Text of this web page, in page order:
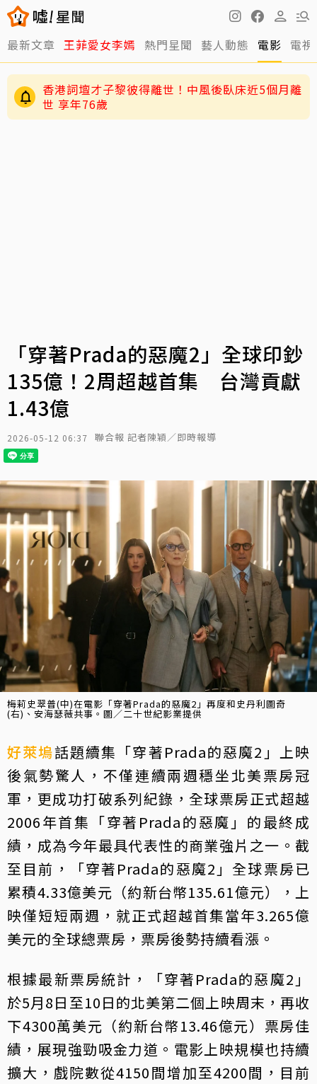
最新文章 王菲愛女李嫣 熱門星聞 藝人動態 電影 電視
香港詞壇才子黎彼得離世！中風後臥床近5個月離
世 享年76歲
「穿著Prada的惡魔2」全球印鈔
135億！2周超越首集 台灣貢獻
1.43億
2026-05-12 06:37 聯合報 記者陳穎／即時報導
梅莉史翠普(中)在電影「穿著Prada的惡魔2」再度和史丹利圖奇
(右)、安海瑟薇共事。圖／二十世紀影業提供
好萊塢話題續集「穿著Prada的惡魔2」上映
後氣勢驚人，不僅連續兩週穩坐北美票房冠
軍，更成功打破系列紀錄，全球票房正式超越
2006年首集「穿著Prada的惡魔」的最終成
績，成為今年最具代表性的商業強片之一。截
至目前，「穿著Prada的惡魔2」全球票房已
累積4.33億美元（約新台幣135.61億元），上
映僅短短兩週，就正式超越首集當年3.265億
美元的全球總票房，票房後勢持續看漲。
根據最新票房統計，「穿著Prada的惡魔2」
於5月8日至10日的北美第二個上映周末，再收
下4300萬美元（約新台幣13.46億元）票房佳
績，展現強勁吸金力道。電影上映規模也持續
擴大，戲院數從4150間增加至4200間，目前